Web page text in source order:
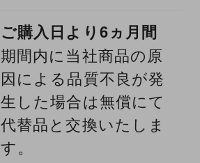
ご購入日より6ヵ月間
期間内に当社商品の原
因による品質不良が発
生した場合は無償にて
代替品と交換いたしま
す。